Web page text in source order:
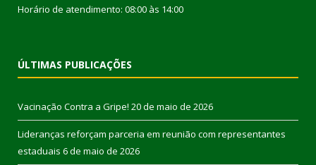
Horário de atendimento: 08:00 às 14:00
ÚLTIMAS PUBLICAÇÕES
Vacinação Contra a Gripe! 20 de maio de 2026
Lideranças reforçam parceria em reunião com representantes
estaduais 6 de maio de 2026